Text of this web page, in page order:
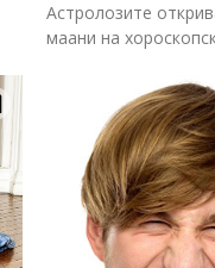
Астролозите
маани на